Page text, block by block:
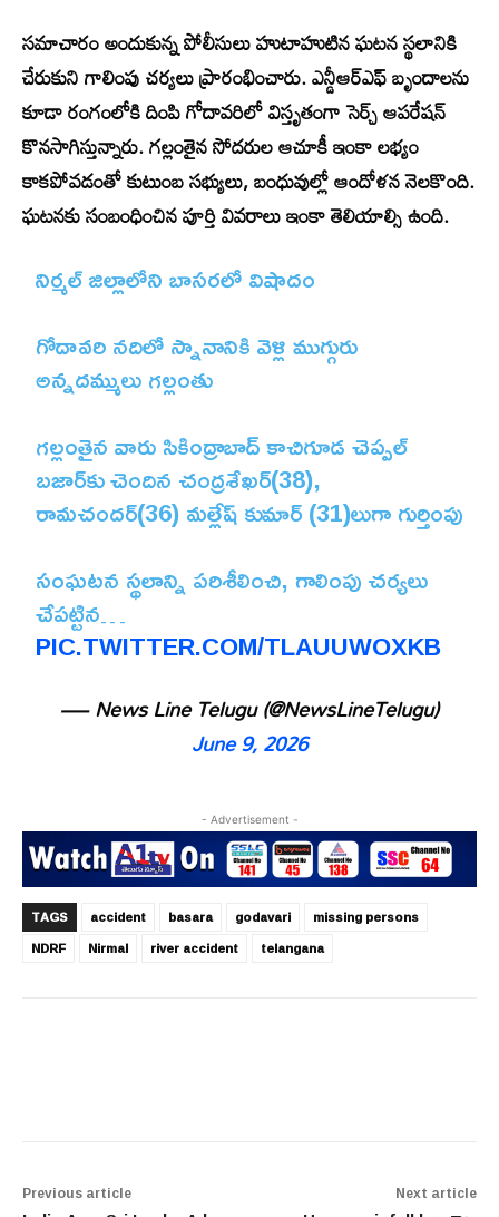
సమాచారం అందుకున్న పోలీసులు హుటాహుటిన ఘటన స్థలానికి
చేరుకుని గాలింపు చర్యలు ప్రారంభించారు. ఎన్డీఆర్‌ఎఫ్ బృందాలను
కూడా రంగంలోకి దింపి గోదావరిలో విస్తృతంగా సెర్చ్ ఆపరేషన్
కొనసాగిస్తున్నారు. గల్లంతైన సోదరుల ఆచూకీ ఇంకా లభ్యం
కాకపోవడంతో కుటుంబ సభ్యులు, బంధువుల్లో ఆందోళన నెలకొంది.
ఘటనకు సంబంధించిన పూర్తి వివరాలు ఇంకా తెలియాల్సి ఉంది.
నిర్మల్ జిల్లాలోని బాసరలో విషాదం
గోదావరి నదిలో స్నానానికి వెళ్లి ముగ్గురు
అన్నదమ్ములు గల్లంతు
గల్లంతైన వారు సికింద్రాబాద్‌ కాచిగూడ చెప్పల్
బజార్‌కు చెందిన చంద్రశేఖర్(38),
రామచందర్(36) మల్లేష్ కుమార్ (31)లుగా గుర్తింపు
సంఘటన స్థలాన్ని పరిశీలించి, గాలింపు చర్యలు
చేపట్టిన…
PIC.TWITTER.COM/TLAUUWOXKB
— News Line Telugu (@NewsLineTelugu)
June 9, 2026
- Advertisement -
TAGS accident basara godavari
missing persons
NDRF
Nirmal river accident telangana
Previous article Next article